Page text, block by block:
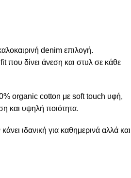
denim επιλογή.
που δίνει άνεση και στυλ σε κάθε
organic cotton με soft touch υφή,
και υψηλή ποιότητα.
ιδανική για καθημερινά αλλά και